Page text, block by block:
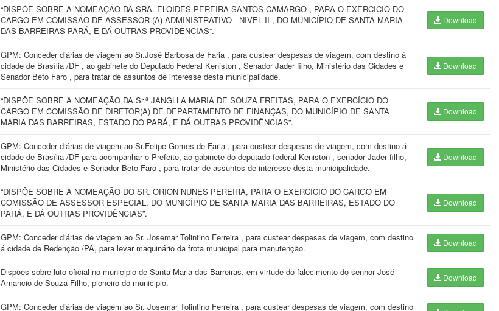
“DISPÕE SOBRE A NOMEAÇÃO DA SRA. ELOIDES PEREIRA SANTOS CAMARGO , PARA O EXERCICIO DO
CARGO EM COMISSÃO DE ASSESSOR (A) ADMINISTRATIVO - NIVEL II , DO MUNICÍPIO DE SANTA MARIA
DAS BARREIRAS-PARÁ, E DÁ OUTRAS PROVIDÊNCIAS”.
Download
GPM: Conceder diárias de viagem ao Sr.José Barbosa de Faria , para custear despesas de viagem, com destino á
cidade de Brasília /DF , ao gabinete do Deputado Federal Keniston , Senador Jader filho, Ministério das Cidades e
Senador Beto Faro , para tratar de assuntos de interesse desta municipalidade.
Download
“DISPÕE SOBRE A NOMEAÇÃO DA Sr.ª JANGLLA MARIA DE SOUZA FREITAS, PARA O EXERCÍCIO DO
CARGO EM COMISSÃO DE DIRETOR(A) DE DEPARTAMENTO DE FINANÇAS, DO MUNICÍPIO DE SANTA
MARIA DAS BARREIRAS, ESTADO DO PARÁ, E DÁ OUTRAS PROVIDÊNCIAS”.
Download
GPM: Conceder diárias de viagem ao Sr.Felipe Gomes de Faria , para custear despesas de viagem, com destino á
cidade de Brasília /DF para acompanhar o Prefeito, ao gabinete do deputado federal Keniston , senador Jader filho,
Ministério das Cidades e Senador Beto Faro , para tratar de assuntos de interesse desta municipalidade.
Download
“DISPÕE SOBRE A NOMEAÇÃO DO SR. ORION NUNES PEREIRA, PARA O EXERCICIO DO CARGO EM
COMISSÃO DE ASSESSOR ESPECIAL, DO MUNICÍPIO DE SANTA MARIA DAS BARREIRAS, ESTADO DO
PARÁ, E DÁ OUTRAS PROVIDÊNCIAS”.
Download
GPM: Conceder diárias de viagem ao Sr. Josemar Tolintino Ferreira , para custear despesas de viagem, com destino
á cidade de Redenção /PA, para levar maquinário da frota municipal para manutenção.
Download
Dispões sobre luto oficial no municipio de Santa Maria das Barreiras, em virtude do falecimento do senhor José
Amancio de Souza Filho, pioneiro do municipio.
Download
GPM: Conceder diárias de viagem ao Sr. Josemar Tolintino Ferreira , para custear despesas de viagem, com destino